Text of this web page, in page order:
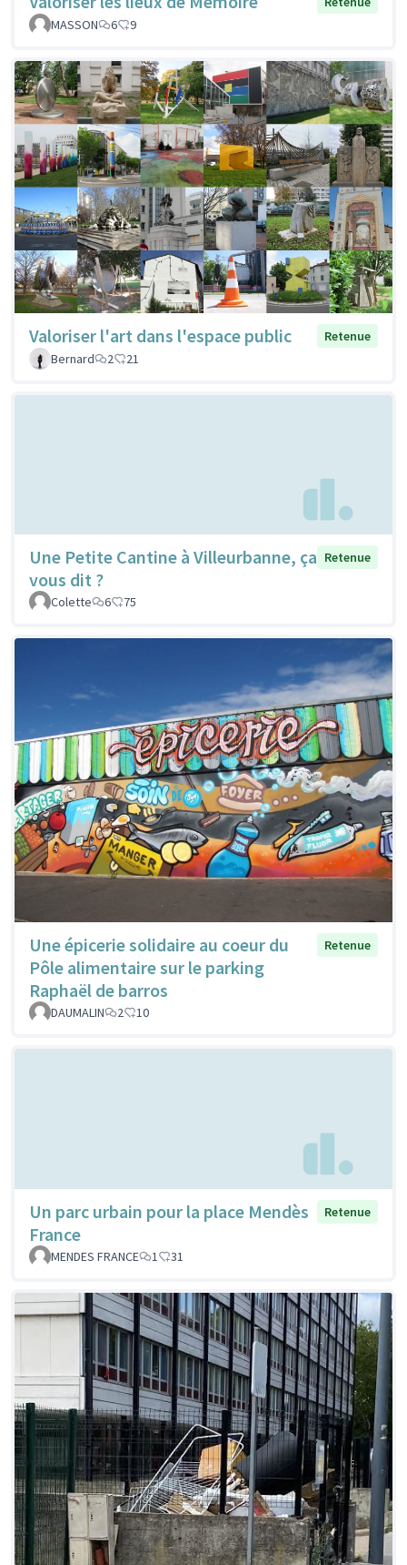
MASSON
6 9
Valoriser l'art dans l'espace public
Retenue
Bernard
2 21
Une Petite Cantine à Villeurbanne, ça
vous dit ?
Retenue
Colette 6 75
Une épicerie solidaire au coeur du
Pôle alimentaire sur le parking
Raphaël de barros
Retenue
DAUMALIN 2 10
Un parc urbain pour la place Mendès
France
Retenue
MENDES FRANCE 1 31